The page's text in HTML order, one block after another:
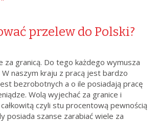
przelew do Polski?
za granicą. Do tego każdego wymusza
naszym kraju z pracą jest bardzo
bezrobotnych a o ile posiadają pracę
Wolą wyjechać za granice i
czyli stu procentową pewnością
posiada szanse zarabiać wiele za